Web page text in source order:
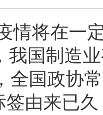
情将在一
我国制造
全国政协
签由来已